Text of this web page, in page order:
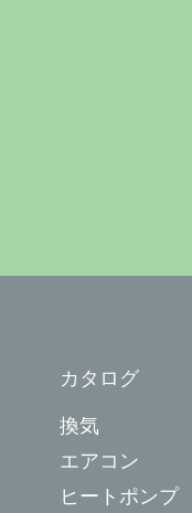
カタログ
換気
エアコン
ヒートポンプ